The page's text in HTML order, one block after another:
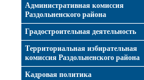
Административная комиссия
Раздольненского района
Градостроительная деятельность
Территориальная избирательная
комиссия Раздольненского района
Кадровая политика